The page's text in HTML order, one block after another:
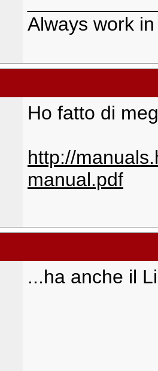
Always work
Ho fatto di
http://
manual.pdf
...ha anche il